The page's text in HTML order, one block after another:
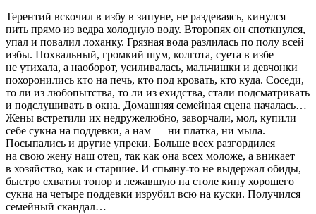
Терентий вскочил в избу в зипуне, не раздеваясь, кинулся
пить прямо из ведра холодную воду. Второпях он споткнулся,
упал и повалил лоханку. Грязная вода разлилась по полу всей
избы. Похвальный, громкий шум, колгота, суета в избе
не утихала, а наоборот, усиливалась, мальчишки и девчонки
похоронились кто на печь, кто под кровать, кто куда. Соседи,
то ли из любопытства, то ли из ехидства, стали подсматривать
и подслушивать в окна. Домашняя семейная сцена началась…
Жены встретили их недружелюбно, заворчали, мол, купили
себе сукна на поддевки, а нам — ни платка, ни мыла.
Посыпались и другие упреки. Больше всех разгордился
на свою жену наш отец, так как она всех моложе, а вникает
в хозяйство, как и старшие. И спьяну-то не выдержал обиды,
быстро схватил топор и лежавшую на столе кипу хорошего
сукна на четыре поддевки изрубил всю на куски. Получился
семейный скандал…